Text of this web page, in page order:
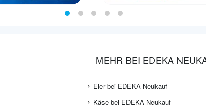
MEHR BEI EDEKA
Eier bei EDEKA Neukauf
Käse bei EDEKA Neukauf